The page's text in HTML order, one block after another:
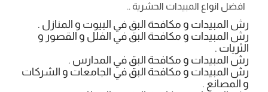
افضل انواع المبيدات الحشرية ..
رش المبيدات و مكافحة البق في البيوت و المنازل .
رش المبيدات و مكافحة البق في الفلل و القصور و
الثريات .
رش المبيدات و مكافحة البق في المدارس .
رش المبيدات و مكافحة البق في الجامعات و الشركات
و المصانع .